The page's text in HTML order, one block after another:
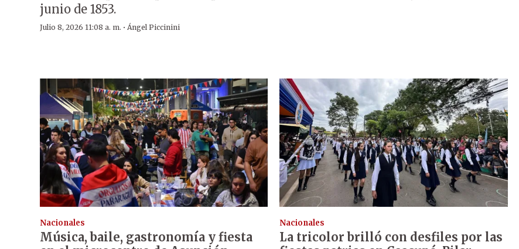
junio de 1853.
Julio 8, 2026 11:08 a. m. · Ángel Piccinini
Nacionales
Música, baile, gastronomía y fiesta
Nacionales
La tricolor brilló con desfiles por las